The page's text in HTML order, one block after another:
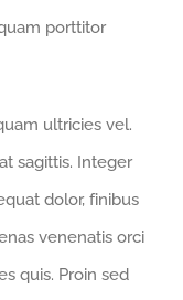
porttitor
ultricies vel.
sagittis. Integer
dolor, finibus
venenatis orci
quis. Proin sed